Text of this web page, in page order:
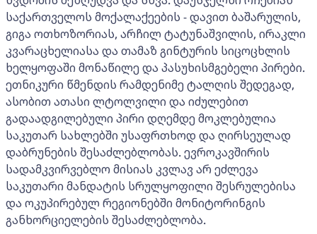
საქართველოს მოქალაქეების - დავით ბაშარულის,
გიგა ოთხოზორიას, არჩილ ტატუნაშვილის, ირაკლი
კვარაცხელიასა და თამაზ გინტურის სიცოცხლის
ხელყოფაში მონაწილე და პასუხისმგებელი პირები.
ეთნიკური წმენდის რამდენიმე ტალღის შედეგად,
ასობით ათასი ლტოლვილი და იძულებით
გადაადგილებული პირი დღემდე მოკლებულია
საკუთარ სახლებში უსაფრთხოდ და ღირსეულად
დაბრუნების შესაძლებლობას. ევროკავშირის
სადამკვირვებლო მისიას კვლავ არ ეძლევა
საკუთარი მანდატის სრულყოფილი შესრულებისა
და ოკუპირებულ რეგიონებში მონიტორინგის
განხორციელების შესაძლებლობა.